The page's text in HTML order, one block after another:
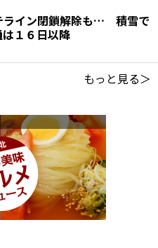
ライン閉鎖解除も… 積雪で
１６日以降
もっと見る＞